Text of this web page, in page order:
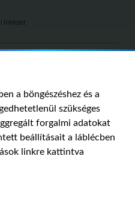
a böngészéshez és a
szükséges
forgalmi adatokat
beállításait a láblécben
linkre kattintva
Intézet
SZERZŐI JOGOK